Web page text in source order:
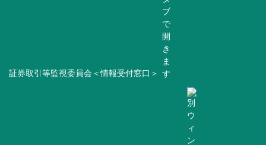
証券取引等監視委員会＜情報受付窓口＞